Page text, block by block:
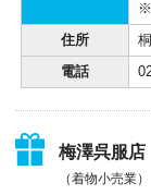
※
住所
電話
梅澤呉服店
（着物小売業）